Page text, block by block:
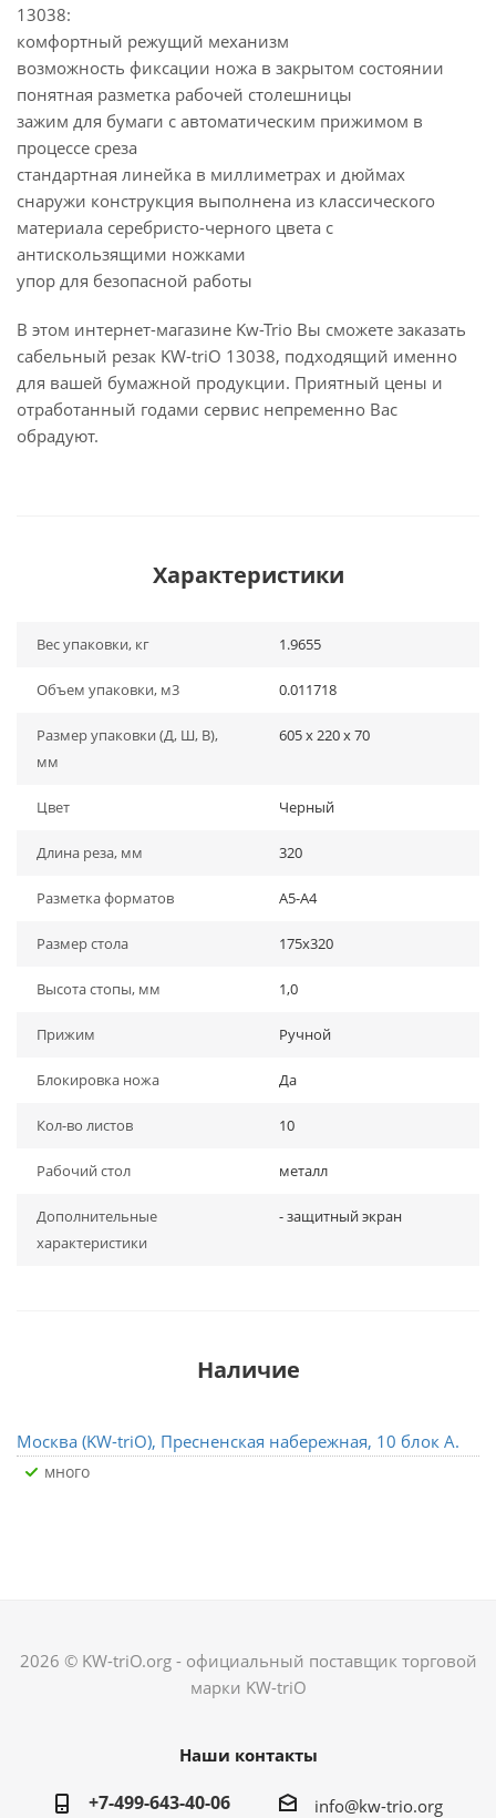
13038:
комфортный режущий механизм
возможность фиксации ножа в закрытом состоянии
понятная разметка рабочей столешницы
зажим для бумаги с автоматическим прижимом в
процессе среза
стандартная линейка в миллиметрах и дюймах
снаружи конструкция выполнена из классического
материала серебристо-черного цвета с
антискользящими ножками
упор для безопасной работы
В этом интернет-магазине Kw-Trio Вы сможете заказать
сабельный резак KW-triO 13038, подходящий именно
для вашей бумажной продукции. Приятный цены и
отработанный годами сервис непременно Вас
обрадуют.
Характеристики
Вес упаковки, кг 1.9655
Объем упаковки, м3 0.011718
Размер упаковки (Д, Ш, В),
мм
605 x 220 x 70
Цвет Черный
Длина реза, мм 320
Разметка форматов А5-А4
Размер стола 175х320
Высота стопы, мм 1,0
Прижим Ручной
Блокировка ножа Да
Кол-во листов 10
Рабочий стол металл
Дополнительные
характеристики
- защитный экран
Наличие
Москва (KW-triO), Пресненская набережная, 10 блок А.
Много
2026 © KW-triO.org - официальный поставщик торговой
марки KW-triO
Наши контакты
+7-499-643-40-06 info@kw-trio.org